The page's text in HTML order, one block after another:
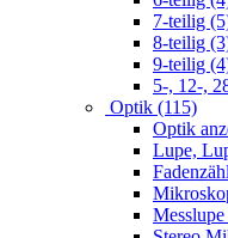
7-teilig
8-teilig
9-teilig
5-, 12-,
Optik (115)
Optik
Lupe,